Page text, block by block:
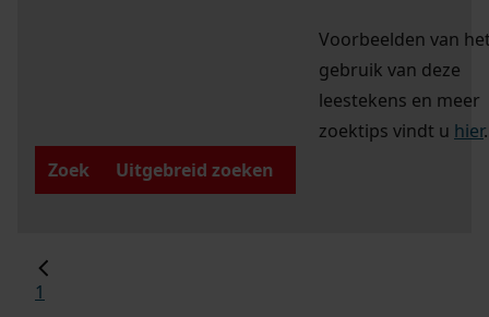
Voorbeelden van
gebruik van deze
leestekens en meer
zoektips vindt u hier.
Zoek
Uitgebreid zoeken
1